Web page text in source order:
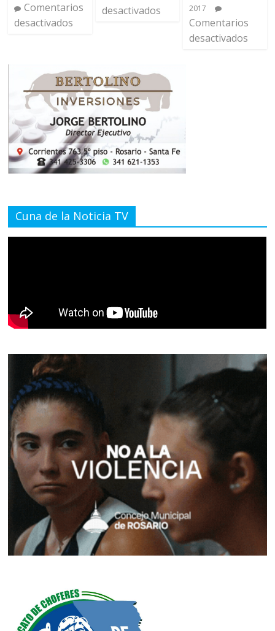
Comentarios
desactivados
desactivados
2017
Comentarios
desactivados
Cuna de la Noticia TV